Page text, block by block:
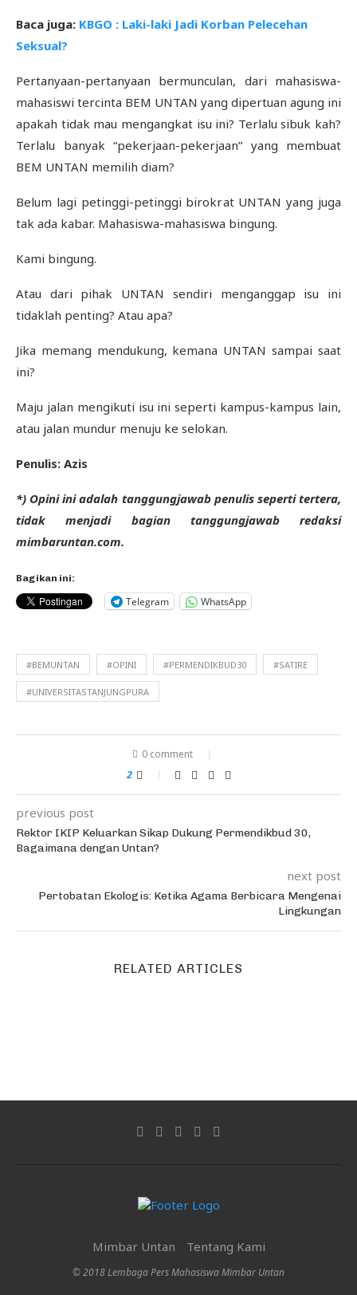
Baca juga: KBGO : Laki-laki Jadi Korban Pelecehan
Seksual?
Pertanyaan-pertanyaan bermunculan, dari mahasiswa-
mahasiswi tercinta BEM UNTAN yang dipertuan agung ini
apakah tidak mau mengangkat isu ini? Terlalu sibuk kah?
Terlalu banyak “pekerjaan-pekerjaan” yang membuat
BEM UNTAN memilih diam?
Belum lagi petinggi-petinggi birokrat UNTAN yang juga
tak ada kabar. Mahasiswa-mahasiswa bingung.
Kami bingung.
Atau dari pihak UNTAN sendiri menganggap isu ini
tidaklah penting? Atau apa?
Jika memang mendukung, kemana UNTAN sampai saat
ini?
Maju jalan mengikuti isu ini seperti kampus-kampus lain,
atau jalan mundur menuju ke selokan.
Penulis: Azis
*) Opini ini adalah tanggungjawab penulis seperti tertera,
tidak menjadi bagian tanggungjawab redaksi
mimbaruntan.com.
Bagikan ini:
Telegram WhatsApp
#BEMUNTAN #OPINI #PERMENDIKBUD30 #SATIRE
#UNIVERSITASTANJUNGPURA
0 comment
2
previous post
Rektor IKIP Keluarkan Sikap Dukung Permendikbud 30,
Bagaimana dengan Untan?
next post
Pertobatan Ekologis: Ketika Agama Berbicara Mengenai
Lingkungan
RELATED ARTICLES
Mimbar Untan Tentang Kami
© 2018 Lembaga Pers Mahasiswa Mimbar Untan